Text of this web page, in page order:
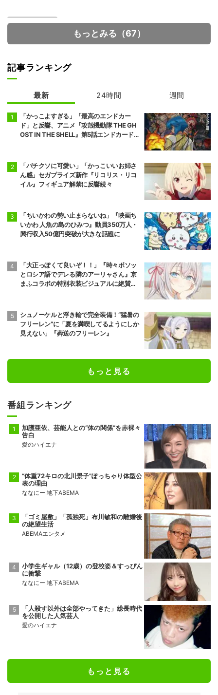
ハイスクール！
奇面組
もっとみる（67）
記事ランキング
最新 24時間 週間
「かっこよすぎる」「最高のエンドカー
ド」と反響、アニメ『攻殻機動隊 THE GH
OST IN THE SHELL』第5話エンドカード公
「バチクソに可愛い」「かっこいいお姉さ
ん感」セガプライズ新作『リコリス・リコ
イル』フィギュア解禁に反響続々
「ちいかわの勢い止まらないね」『映画ち
いかわ 人魚の島のひみつ』動員350万人・
興行収入50億円突破が大きな話題に
「大正っぽくて良いぞ！！」『時々ボソッ
とロシア語でデレる隣のアーリャさん』京
まふコラボの特別衣装ビジュアルに絶賛の
シュノーケルと浮き輪で完全装備！“猛暑の
フリーレン”に「夏を満喫してるようにしか
見えない」『葬送のフリーレン』
もっと見る
番組ランキング
加護亜依、芸能人との“体の関係”を赤裸々
告白
愛のハイエナ
“体重72キロの北川景子”ぽっちゃり体型公
表の理由
ななにー 地下ABEMA
「ゴミ屋敷」「孤独死」布川敏和の離婚後
の絶望生活
ABEMAエンタメ
小学生ギャル（12歳）の登校姿＆すっぴん
に衝撃
ななにー 地下ABEMA
「人殺す以外は全部やってきた」総長時代
を公開した人気芸人
愛のハイエナ
もっと見る